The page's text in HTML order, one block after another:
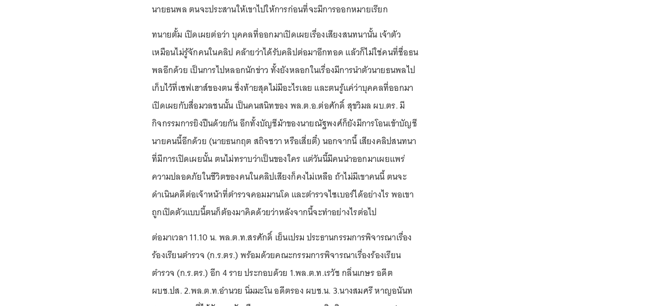
นายธนพล ตนจะประสานให้เขาไปให้การก่อนที่จะมีการออกหมายเรียก
ทนายตั้ม เปิดเผยต่อว่า บุคคลที่ออกมาเปิดเผยเรื่องเสียงสนทนานั้น เจ้าตัว
เหมือนไม่รู้จักคนในคลิป คล้ายว่าได้รับคลิปต่อมาอีกทอด แล้วก็ไม่ใช่คนที่ชื่อธน
พลอีกด้วย เป็นการไปหลอกนักข่าว ทั้งยังหลอกในเรื่องมีการนำตัวนายธนพลไป
เก็บไว้ที่เซฟเฮาส์ของตน ซึ่งท้ายสุดไม่มีอะไรเลย และตนรู้แค่ว่าบุคคลที่ออกมา
เปิดเผยกับสื่อมวลชนนั้น เป็นคนสนิทของ พล.ต.อ.ต่อศักดิ์ สุขวิมล ผบ.ตร. มี
กิจกรรมการยิงปืนด้วยกัน อีกทั้งบัญชีม้าของนายณัฐพงศ์ก็ยังมีการโอนเข้าบัญชี
นายคนนี้อีกด้วย (นายธนกฤต สถิจชวา หรือเสี่ยตี๋) นอกจากนี้ เสียงคลิปสนทนา
ที่มีการเปิดเผยนั้น ตนไม่ทราบว่าเป็นของใคร แต่วันนี้มีคนนำออกมาเผยแพร่
ความปลอดภัยในชีวิตของคนในคลิปเสียงก็คงไม่เหลือ ถ้าไม่มีเขาคนนี้ ตนจะ
ดำเนินคดีต่อเจ้าหน้าที่ตำรวจคอมมานโด และตำรวจไซเบอร์ได้อย่างไร พอเขา
ถูกเปิดตัวแบบนี้ตนก็ต้องมาคิดด้วยว่าหลังจากนี้จะทำอย่างไรต่อไป
ต่อมาเวลา 11.10 น. พล.ต.ท.สรศักดิ์ เย็นเปรม ประธานกรรมการพิจารณาเรื่อง
ร้องเรียนตำรวจ (ก.ร.ตร.) พร้อมด้วยคณะกรรมการพิจารณาเรื่องร้องเรียน
ตำรวจ (ก.ร.ตร.) อีก 4 ราย ประกอบด้วย 1.พล.ต.ท.เรวัช กลิ่นเกษร อดีต
ผบช.ปส. 2.พล.ต.ท.อำนวย นิ่มมะโน อดีตรอง ผบช.น. 3.นางสมศรี หาญอนันท